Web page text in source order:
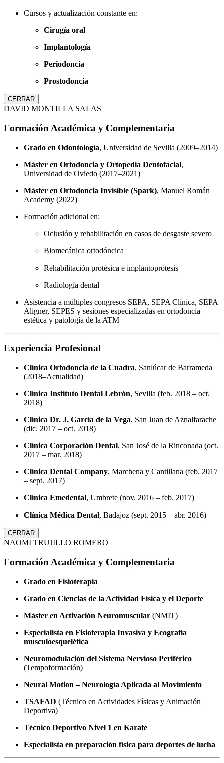
Cursos y actualización constante en:
Cirugía oral
Implantología
Periodoncia
Prostodoncia
CERRAR
DAVID MONTILLA SALAS
Formación Académica y Complementaria
Grado en Odontología, Universidad de Sevilla (2009–2014)
Máster en Ortodoncia y Ortopedia Dentofacial,
Universidad de Oviedo (2017–2021)
Máster en Ortodoncia Invisible (Spark), Manuel Román
Academy (2022)
Formación adicional en:
Oclusión y rehabilitación en casos de desgaste severo
Biomecánica ortodóncica
Rehabilitación protésica e implantoprótesis
Radiología dental
Asistencia a múltiples congresos SEPA, SEPA Clínica, SEPA
Aligner, SEPES y sesiones especializadas en ortodoncia
estética y patología de la ATM
Experiencia Profesional
Clínica Ortodoncia de la Cuadra, Sanlúcar de Barrameda
(2018–Actualidad)
Clínica Instituto Dental Lebrón, Sevilla (feb. 2018 – oct.
2018)
Clínica Dr. J. García de la Vega, San Juan de Aznalfarache
(dic. 2017 – oct. 2018)
Clínica Corporación Dental, San José de la Rinconada (oct.
2017 – mar. 2018)
Clínica Dental Company, Marchena y Cantillana (feb. 2017
– sept. 2017)
Clínica Emedental, Umbrete (nov. 2016 – feb. 2017)
Clínica Médica Dental, Badajoz (sept. 2015 – abr. 2016)
CERRAR
NAOMI TRUJILLO ROMERO
Formación Académica y Complementaria
Grado en Fisioterapia
Grado en Ciencias de la Actividad Física y el Deporte
Máster en Activación Neuromuscular (NMIT)
Especialista en Fisioterapia Invasiva y Ecografía
musculoesquelética
Neuromodulación del Sistema Nervioso Periférico
(Tempoformación)
Neural Motion – Neurología Aplicada al Movimiento
TSAFAD (Técnico en Actividades Físicas y Animación
Deportiva)
Técnico Deportivo Nivel 1 en Karate
Especialista en preparación física para deportes de lucha